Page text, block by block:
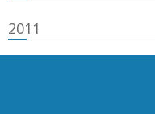
2011